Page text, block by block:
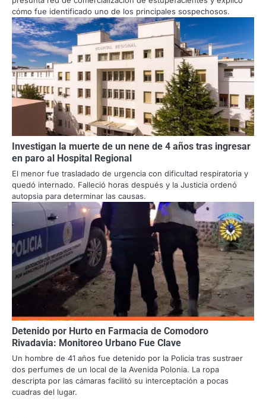
cómo fue identificado uno de los principales sospechosos.
Investigan la muerte de un nene de 4 años tras ingresar
en paro al Hospital Regional
El menor fue trasladado de urgencia con dificultad respiratoria y
quedó internado. Falleció horas después y la Justicia ordenó
autopsia para determinar las causas.
Detenido por Hurto en Farmacia de Comodoro
Rivadavia: Monitoreo Urbano Fue Clave
Un hombre de 41 años fue detenido por la Policía tras sustraer
dos perfumes de un local de la Avenida Polonia. La ropa
descripta por las cámaras facilitó su interceptación a pocas
cuadras del lugar.